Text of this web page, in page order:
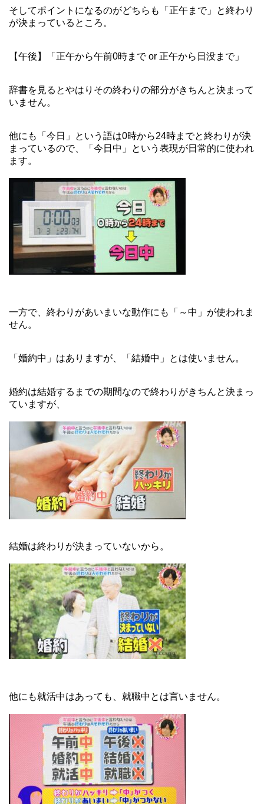
そしてポイントになるのがどちらも「正午まで」と終わり
が決まっているところ。
【午後】「正午から午前0時まで or 正午から日没まで」
辞書を見るとやはりその終わりの部分がきちんと決まって
いません。
他にも「今日」という語は0時から24時までと終わりが決
まっているので、「今日中」という表現が日常的に使われ
ます。
一方で、終わりがあいまいな動作にも「～中」が使われま
せん。
「婚約中」はありますが、「結婚中」とは使いません。
婚約は結婚するまでの期間なので終わりがきちんと決まっ
ていますが、
結婚は終わりが決まっていないから。
他にも就活中はあっても、就職中とは言いません。